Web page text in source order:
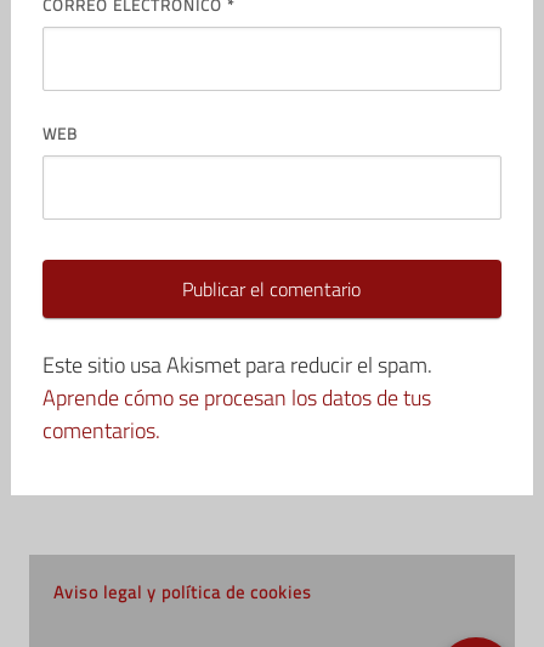
CORREO ELECTRÓNICO *
WEB
Este sitio usa Akismet para reducir el spam.
Aprende cómo se procesan los datos de tus
comentarios.
Aviso legal y política de cookies